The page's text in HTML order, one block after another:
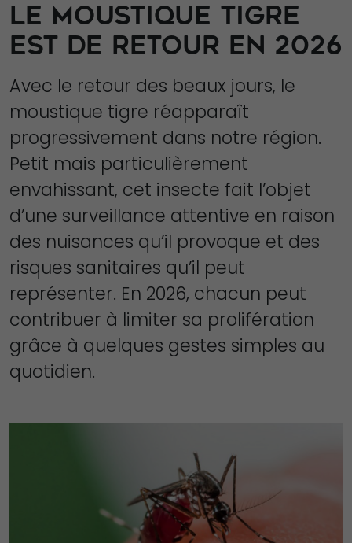
LE MOUSTIQUE TIGRE
EST DE RETOUR EN 2026
Avec le retour des beaux jours, le
moustique tigre réapparaît
progressivement dans notre région.
Petit mais particulièrement
envahissant, cet insecte fait l’objet
d’une surveillance attentive en raison
des nuisances qu’il provoque et des
risques sanitaires qu’il peut
représenter. En 2026, chacun peut
contribuer à limiter sa prolifération
grâce à quelques gestes simples au
quotidien.